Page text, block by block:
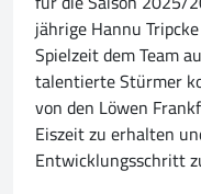
jährige Hannu
Spielzeit dem Team
talentierte Stürmer
von den Löwen
Eiszeit zu erhalten
Entwicklungsschritt